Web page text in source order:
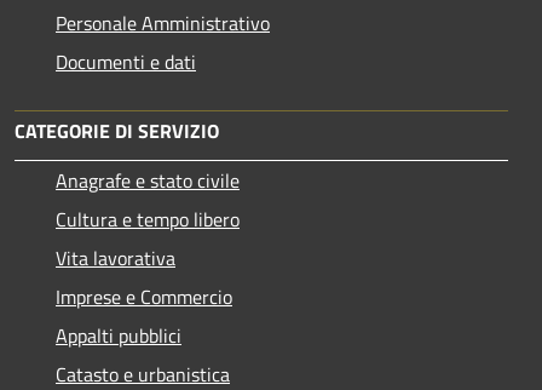
Personale Amministrativo
Documenti e dati
CATEGORIE DI SERVIZIO
Anagrafe e stato civile
Cultura e tempo libero
Vita lavorativa
Imprese e Commercio
Appalti pubblici
Catasto e urbanistica